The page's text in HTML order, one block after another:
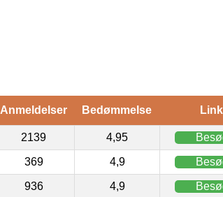
Anmeldelser Bedømmelse Link
2139 4,95
369 4,9
936 4,9